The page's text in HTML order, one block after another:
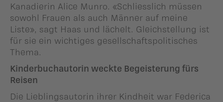
Kanadierin Alice Munro. «Schliesslich müssen
sowohl Frauen als auch Männer auf meine
Liste», sagt Haas und lächelt. Gleichstellung ist
für sie ein wichtiges gesellschaftspolitisches
Thema.
Kinderbuchautorin weckte Begeisterung fürs
Reisen
Die Lieblingsautorin ihrer Kindheit war Federica